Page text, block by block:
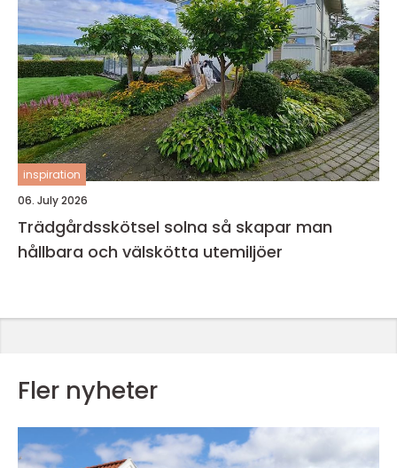
inspiration
06. July 2026
Trädgårdsskötsel solna så skapar man
hållbara och välskötta utemiljöer
Fler nyheter